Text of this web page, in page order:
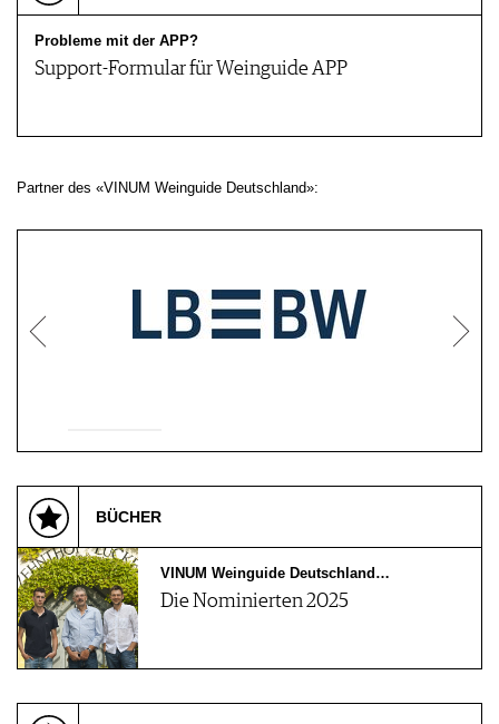
Probleme mit der APP?
Support-Formular für Weinguide APP
Partner des «VINUM Weinguide Deutschland»:
BÜCHER
VINUM Weinguide Deutschland…
Die Nominierten 2025